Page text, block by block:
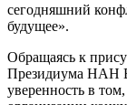
сегодняшний
будущее».
Обращаясь к
Президиума НАН
уверенность в